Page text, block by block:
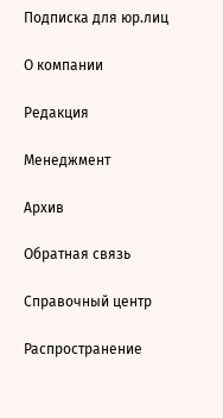
Подписка для юр.лиц
О компании
Редакция
Менеджмент
Архив
Обратная связь
Справочный центр
Распространение